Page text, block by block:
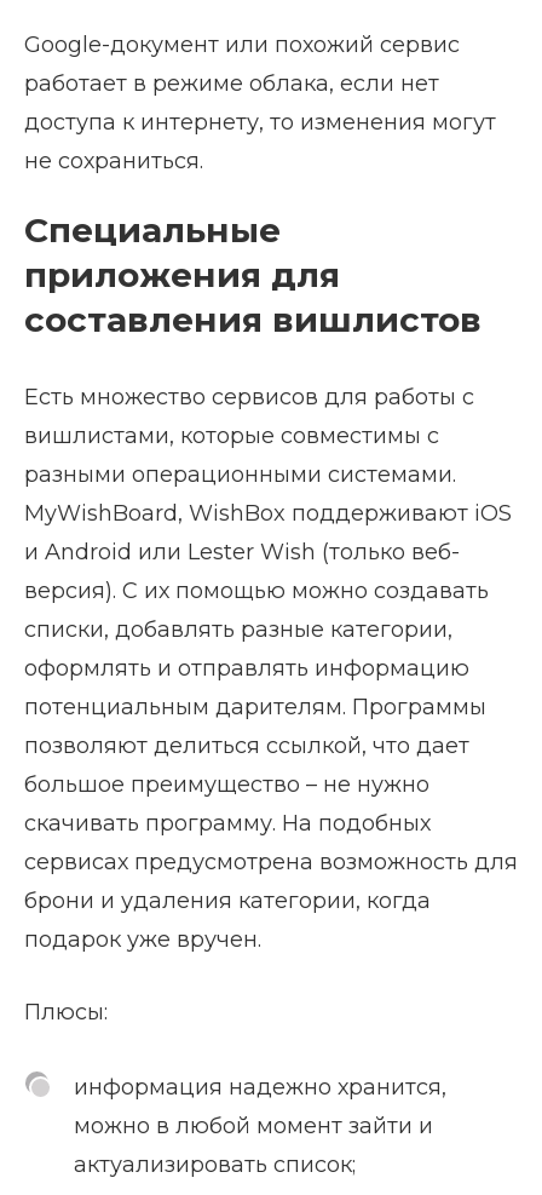
Google-документ или похожий сервис
работает в режиме облака, если нет
доступа к интернету, то изменения могут
не сохраниться.
Специальные
приложения для
составления вишлистов
Есть множество сервисов для работы с
вишлистами, которые совместимы с
разными операционными системами.
MyWishBoard, WishBox поддерживают iOS
и Android или Lester Wish (только веб-
версия). С их помощью можно создавать
списки, добавлять разные категории,
оформлять и отправлять информацию
потенциальным дарителям. Программы
позволяют делиться ссылкой, что дает
большое преимущество – не нужно
скачивать программу. На подобных
сервисах предусмотрена возможность для
брони и удаления категории, когда
подарок уже вручен.
Плюсы:
информация надежно хранится,
можно в любой момент зайти и
актуализировать список;